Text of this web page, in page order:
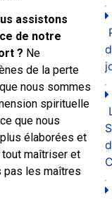
assistons
de notre
? Ne
de la perte
nous sommes
spirituelle
que nous
élaborées et
maîtriser et
pas les maîtres